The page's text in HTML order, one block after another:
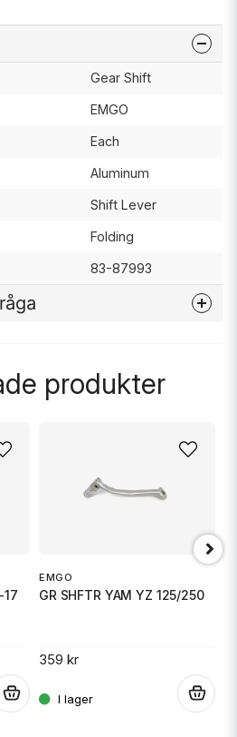
Gear Shift
EMGO
Each
Aluminum
Shift Lever
Folding
83-87993
min fråga
produkter
17
EMGO
GR SHFTR YAM YZ 125/250
359 kr